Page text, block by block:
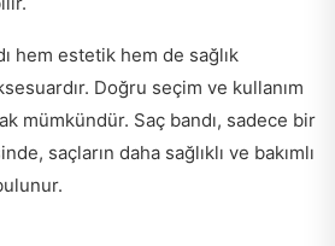
hem estetik hem de sağlık
Doğru seçim ve kullanım
mümkündür. Saç bandı, sadece bir
saçların daha sağlıklı ve bakımlı